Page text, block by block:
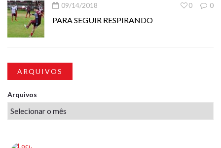
09/14/2018 0
0
PARA SEGUIR RESPIRANDO
ARQUIVOS
Arquivos